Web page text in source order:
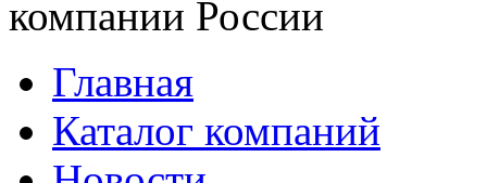
компании России
Главная
Каталог компаний